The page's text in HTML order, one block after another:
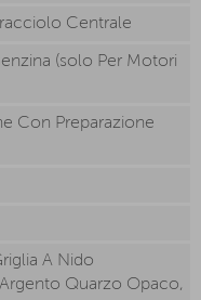
Centrale
(solo Per Motori
Con Preparazione
A Nido
Quarzo Opaco,